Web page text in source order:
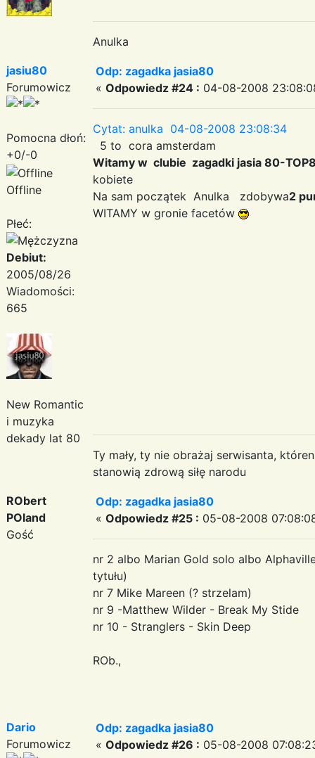
Anulka
jasiu80
Forumowicz
Pomocna dłoń:
+0/-0
Offline
Płeć:
Debiut:
2005/08/26
Wiadomości:
665
New Romantic
i muzyka
dekady lat 80
Odp: zagadka jasia80
« Odpowiedz #24 : 04-08-2008
Cytat: anulka 04-08-2008 23:08:34
5 to cora amsterdam
Witamy w clubie zagadki jasia 80-
kobiete
Na sam początek Anulka zdobywa2
WITAMY w gronie facetów
Ty mały, ty nie obrażaj serwisanta,
stanowią zdrową siłę narodu
RObert
POland
Gość
Odp: zagadka jasia80
« Odpowiedz #25 : 05-08-2008
nr 2 albo Marian Gold solo albo
tytułu)
nr 7 Mike Mareen (? strzelam)
nr 9 -Matthew Wilder - Break My Stide
nr 10 - Stranglers - Skin Deep
ROb.,
Dario
Forumowicz
Odp: zagadka jasia80
« Odpowiedz #26 : 05-08-2008